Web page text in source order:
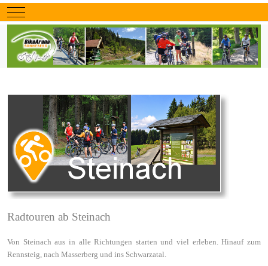
Mobile Menu Toggle
Radtouren ab Steinach
Von Steinach aus in alle Richtungen starten und viel erleben. Hinauf zum
Rennsteig, nach Masserberg und ins Schwarzatal.